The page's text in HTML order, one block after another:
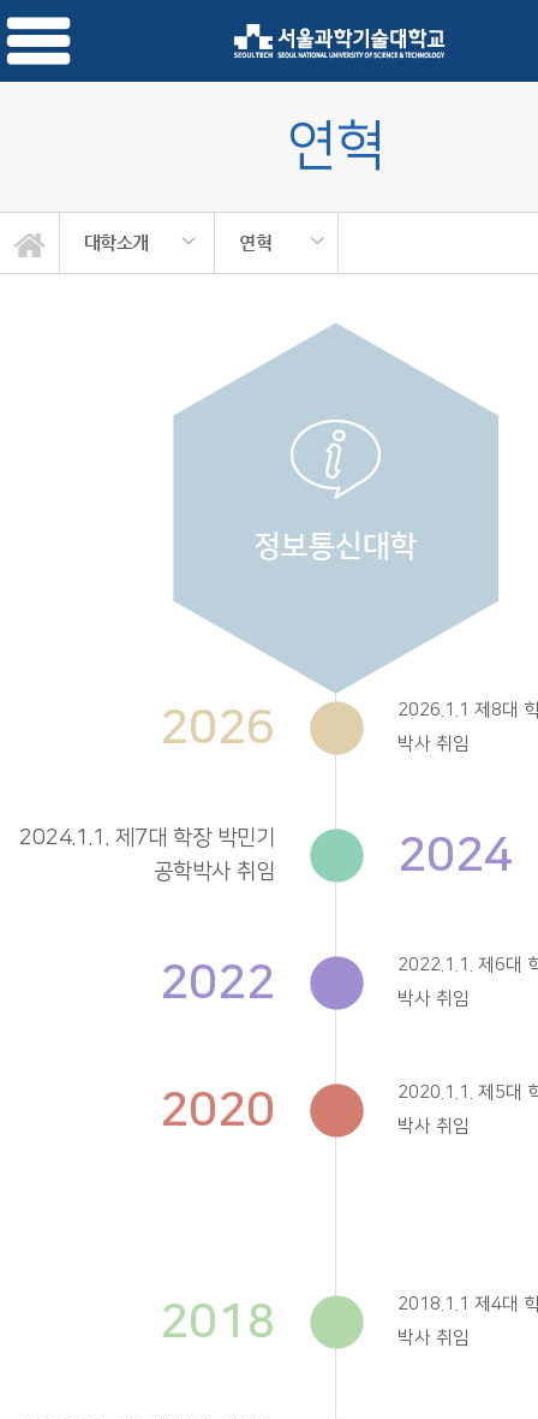
연혁
대학소개 연혁
2026
2026.1.1 제8대
박사 취임
2024.1.1. 제7대 학장 박민기
공학박사 취임
2024
2022
2022.1.1. 제6대
박사 취임
2020
2020.1.1. 제5대
박사 취임
2018
2018.1.1 제4대
박사 취임